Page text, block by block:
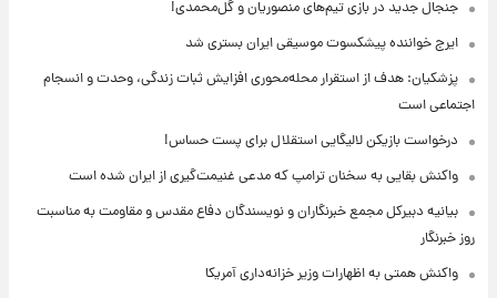
جنجال جدید در بازی تیم‌های منصوریان و گل‌محمدی!
ایرج خواننده پیشکسوت موسیقی ایران بستری شد
پزشکیان: هدف از استقرار محله‌محوری افزایش ثبات زندگی، وحدت و انسجام
اجتماعی است
درخواست بازیکن لالیگایی استقلال برای پست حساس!
واکنش بقایی به سخنان ترامپ که مدعی غنیمت‌گیری از ایران شده است
بیانیه دبیرکل مجمع خبرنگاران و نویسندگان دفاع مقدس و مقاومت به مناسبت
روز خبرنگار
واکنش همتی به اظهارات وزیر خزانه‌داری آمریکا